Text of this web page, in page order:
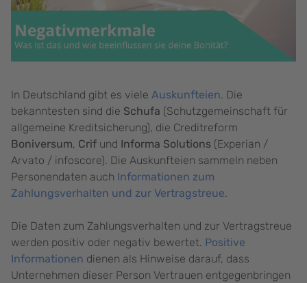
In Deutschland gibt es viele Auskunfteien. Die
bekanntesten sind die Schufa (Schutzgemeinschaft für
allgemeine Kreditsicherung), die Creditreform
Boniversum, Crif und Informa Solutions (Experian /
Arvato / infoscore). Die Auskunfteien sammeln neben
Personendaten auch Informationen zum
Zahlungsverhalten und zur Vertragstreue.
Die Daten zum Zahlungsverhalten und zur Vertragstreue
werden positiv oder negativ bewertet. Positive
Informationen dienen als Hinweise darauf, dass
Unternehmen dieser Person Vertrauen entgegenbringen